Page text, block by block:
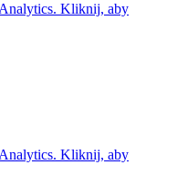
Kliknij, aby
Kliknij, aby